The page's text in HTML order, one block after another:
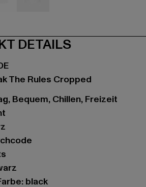
DETAILS
The Rules Cropped
Bequem, Chillen, Freizeit
black